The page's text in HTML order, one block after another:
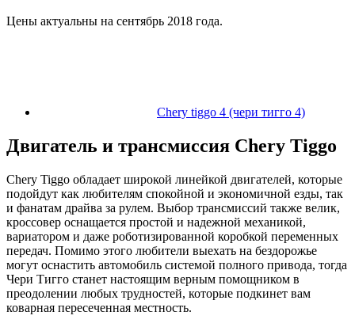
Цены актуальны на сентябрь 2018 года.
Chery tiggo 4 (чери тигго 4)
Двигатель и трансмиссия Chery Tiggo
Chery Tiggo обладает широкой линейкой двигателей, которые
подойдут как любителям спокойной и экономичной езды, так
и фанатам драйва за рулем. Выбор трансмиссий также велик,
кроссовер оснащается простой и надежной механикой,
вариатором и даже роботизированной коробкой переменных
передач. Помимо этого любители выехать на бездорожье
могут оснастить автомобиль системой полного привода, тогда
Чери Тигго станет настоящим верным помощником в
преодолении любых трудностей, которые подкинет вам
коварная пересеченная местность.